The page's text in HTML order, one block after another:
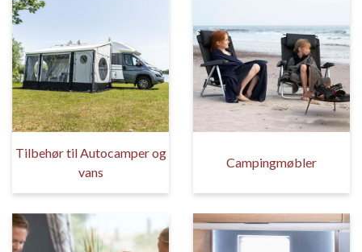
Tilbehør til Autocamper og
vans
Campingmøbler